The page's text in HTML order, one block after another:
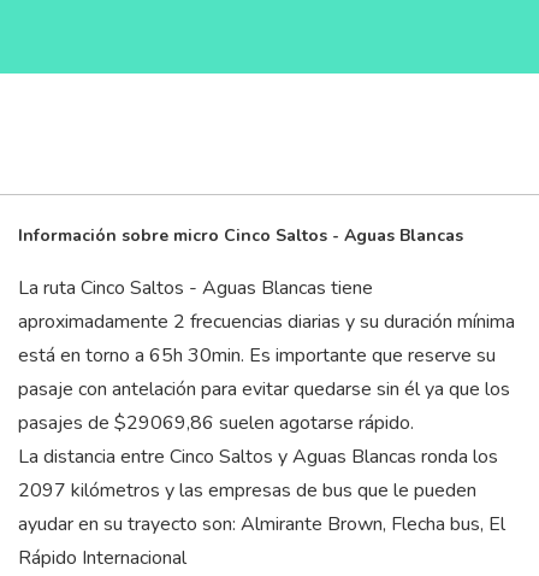
Información sobre micro Cinco Saltos - Aguas Blancas
La ruta Cinco Saltos - Aguas Blancas tiene
aproximadamente 2 frecuencias diarias y su duración mínima
está en torno a 65h 30min. Es importante que reserve su
pasaje con antelación para evitar quedarse sin él ya que los
pasajes de $29069,86 suelen agotarse rápido.
La distancia entre Cinco Saltos y Aguas Blancas ronda los
2097 kilómetros y las empresas de bus que le pueden
ayudar en su trayecto son: Almirante Brown, Flecha bus, El
Rápido Internacional